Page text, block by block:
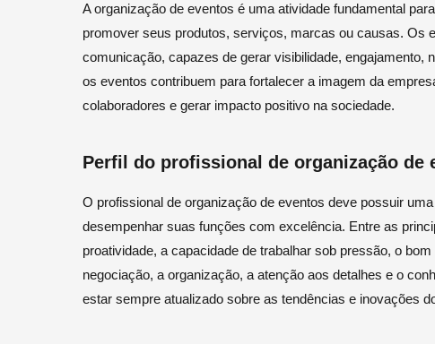
A organização de eventos é uma atividade fundamental
promover seus produtos, serviços, marcas ou causas. Os
comunicação, capazes de gerar visibilidade, engajamento,
os eventos contribuem para fortalecer a imagem da
colaboradores e gerar impacto positivo na sociedade.
Perfil do profissional de organização de
O profissional de organização de eventos deve possuir
desempenhar suas funções com excelência. Entre as
proatividade, a capacidade de trabalhar sob pressão, o
negociação, a organização, a atenção aos detalhes e o
estar sempre atualizado sobre as tendências e inovações